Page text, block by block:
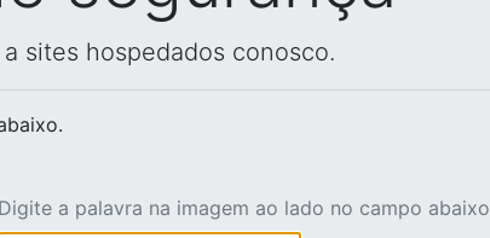
sites hospedados conosco.
Digite a palavra na imagem ao lado no campo abaixo